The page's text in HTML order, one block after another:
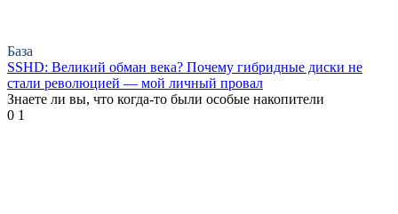
База
SSHD: Великий обман века? Почему гибридные диски не
стали революцией — мой личный провал
Знаете ли вы, что когда-то были особые накопители
0 1